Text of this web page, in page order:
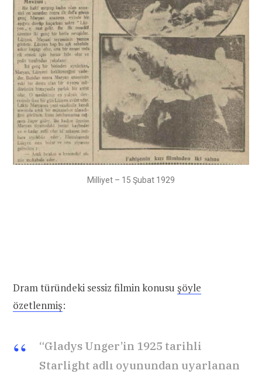
Milliyet – 15 Şubat 1929
Dram türündeki sessiz filmin konusu şöyle
özetlenmiş:
“Gladys Unger’in 1925 tarihli
Starlight adlı oyunundan uyarlanan